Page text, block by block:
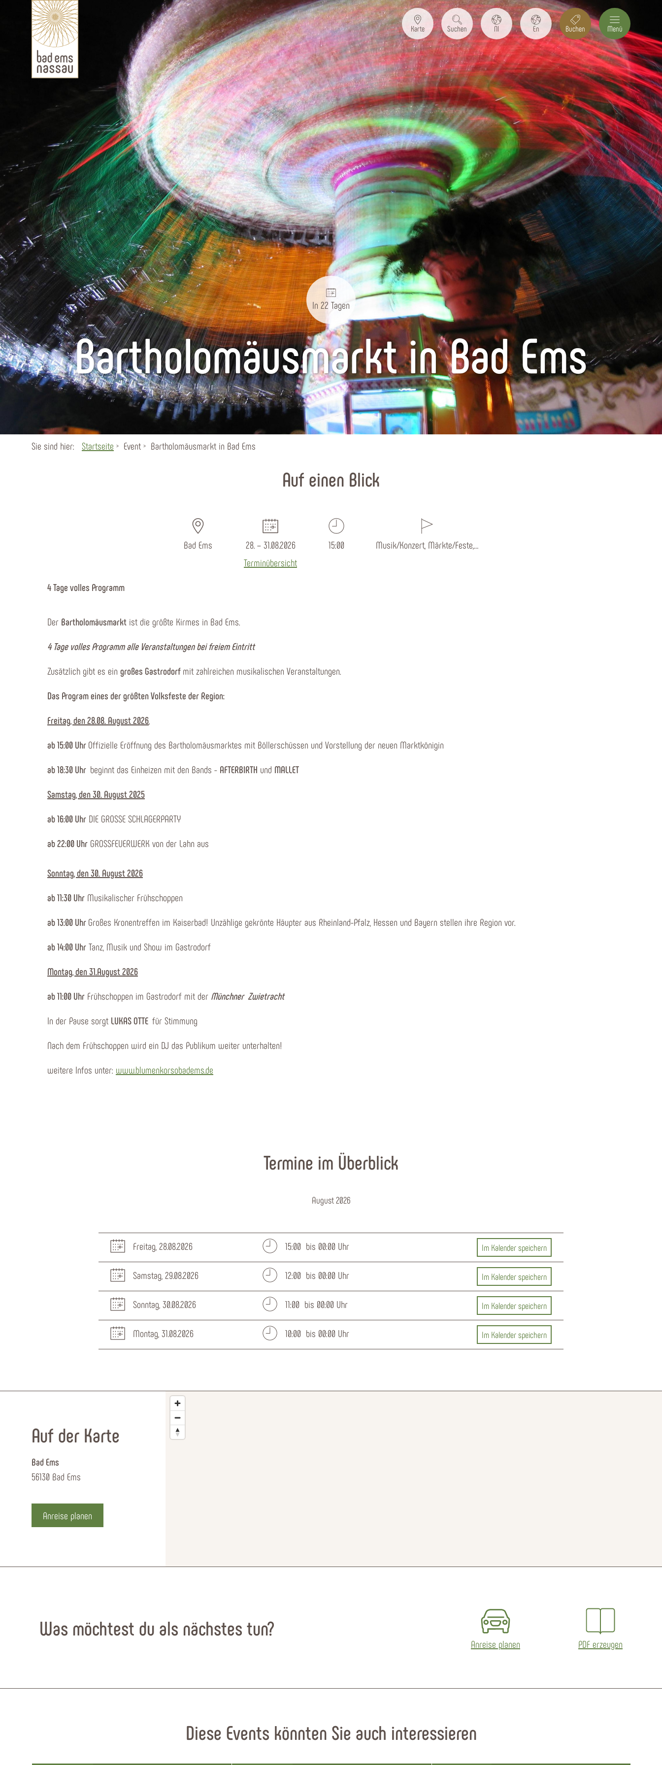
Karte Suchen Nl En Buchen Menü
In 22 Tagen
Bartholomäusmarkt in Bad Ems
Sie sind hier: Startseite Event Bartholomäusmarkt in Bad Ems
Auf einen Blick
Bad Ems
28. – 31.08.2026
Terminübersicht
15:00 Musik/Konzert, Märkte/Feste,…
4 Tage volles Programm
Der Bartholomäusmarkt ist die größte Kirmes in Bad Ems.
4 Tage volles Programm alle Veranstaltungen bei freiem Eintritt
Zusätzlich gibt es ein großes Gastrodorf mit zahlreichen musikalischen Veranstaltungen.
Das Program eines der größten Volksfeste der Region:
Freitag, den 28.08. August 2026,
ab 15:00 Uhr Offizielle Eröffnung des Bartholomäusmarktes mit Böllerschüssen und Vorstellung der neuen Marktkönigin
ab 18:30 Uhr beginnt das Einheizen mit den Bands - AFTERBIRTH und MALLET
Samstag, den 30. August 2025
ab 16:00 Uhr DIE GROSSE SCHLAGERPARTY
ab 22:00 Uhr GROSSFEUERWERK von der Lahn aus
Sonntag, den 30. August 2026
ab 11:30 Uhr Musikalischer Frühschoppen
ab 13:00 Uhr Großes Kronentreffen im Kaiserbad! Unzählige gekrönte Häupter aus Rheinland-Pfalz, Hessen und Bayern stellen ihre Region vor.
ab 14:00 Uhr Tanz, Musik und Show im Gastrodorf
Montag, den 31.August 2026
ab 11:00 Uhr Frühschoppen im Gastrodorf mit der Münchner Zwietracht
In der Pause sorgt LUKAS OTTE für Stimmung
Nach dem Frühschoppen wird ein DJ das Publikum weiter unterhalten!
weitere Infos unter: www.blumenkorsobadems.de
Termine im Überblick
August 2026
Freitag, 28.08.2026 15:00 bis 00:00 Uhr Im Kalender speichern
Samstag, 29.08.2026 12:00 bis 00:00 Uhr Im Kalender speichern
Sonntag, 30.08.2026 11:00 bis 00:00 Uhr Im Kalender speichern
Montag, 31.08.2026 10:00 bis 00:00 Uhr Im Kalender speichern
Auf der Karte
Bad Ems
56130 Bad Ems
Anreise planen
Was möchtest du als nächstes tun?
Anreise planen PDF erzeugen
Diese Events könnten Sie auch interessieren